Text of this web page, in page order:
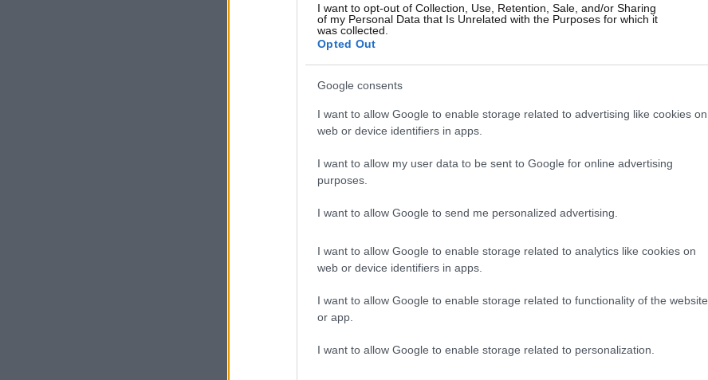
I want to opt-out of Collection, Use, Retention, Sale, and/or Sharing
of my Personal Data that Is Unrelated with the Purposes for which it
was collected.
Opted Out
Google consents
I want to allow Google to enable storage related to advertising like cookies on
web or device identifiers in apps.
I want to allow my user data to be sent to Google for online advertising
purposes.
I want to allow Google to send me personalized advertising.
I want to allow Google to enable storage related to analytics like cookies on
web or device identifiers in apps.
I want to allow Google to enable storage related to functionality of the website
or app.
I want to allow Google to enable storage related to personalization.